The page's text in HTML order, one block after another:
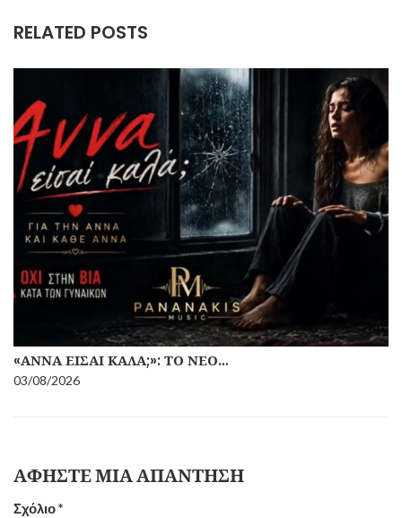
RELATED POSTS
«ΆΝΝΑ ΕΊΣΑΙ ΚΑΛΆ;»: ΤΟ ΝΈΟ…
03/08/2026
ΑΦΉΣΤΕ ΜΙΑ ΑΠΆΝΤΗΣΗ
Σχόλιο*